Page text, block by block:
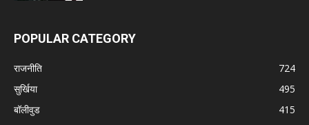
POPULAR CATEGORY
राजनीति
724
सुर्खिया
495
बॉलीवुड
415